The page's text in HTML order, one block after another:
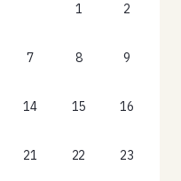
1 2
7 8 9
14 15 16
21 22 23